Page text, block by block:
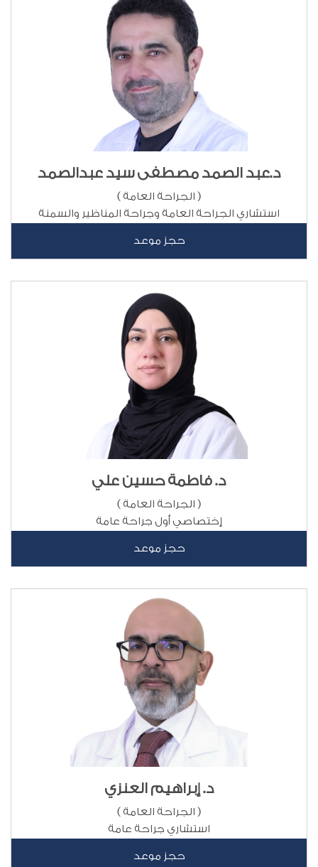
د.عبد الصمد مصطفى سيد عبدالصمد
( الجراحة العامة )
استشاري الجراحة العامة وجراحة المناظير والسمنة
حجز موعد
د. فاطمة حسين علي
( الجراحة العامة )
إختصاصي أول جراحة عامة
حجز موعد
د. إبراهيم العنزي
( الجراحة العامة )
استشاري جراحة عامة
حجز موعد